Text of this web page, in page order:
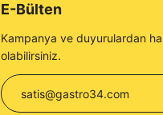
E-Bülten
Kampanya ve duyurulardan
olabilirsiniz.